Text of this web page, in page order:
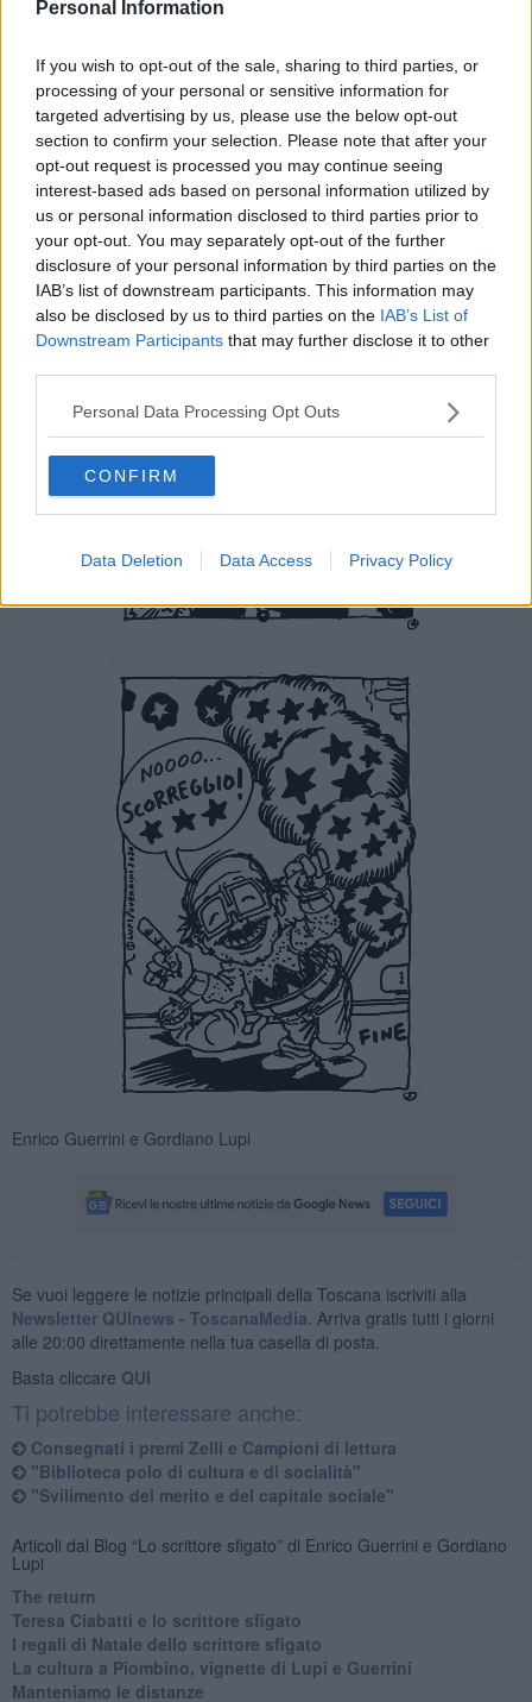
Personal Information
If you wish to opt-out of the sale, sharing to third parties, or
processing of your personal or sensitive information for
targeted advertising by us, please use the below opt-out
section to confirm your selection. Please note that after your
opt-out request is processed you may continue seeing
interest-based ads based on personal information utilized by
us or personal information disclosed to third parties prior to
your opt-out. You may separately opt-out of the further
disclosure of your personal information by third parties on the
IAB’s list of downstream participants. This information may
also be disclosed by us to third parties on the IAB’s List of
Downstream Participants that may further disclose it to other
Personal Data Processing Opt Outs
CONFIRM
Data Deletion Data Access Privacy Policy
Enrico Guerrini e Gordiano Lupi
Se vuoi leggere le notizie principali della Toscana iscriviti alla
Newsletter QUInews - ToscanaMedia. Arriva gratis tutti i giorni
alle 20:00 direttamente nella tua casella di posta.
Basta cliccare QUI
Ti potrebbe interessare anche:
Consegnati i premi Zelli e Campioni di lettura
"Biblioteca polo di cultura e di socialità"
"Svilimento del merito e del capitale sociale"
Articoli dal Blog “Lo scrittore sfigato” di Enrico Guerrini e Gordiano
Lupi
The return
Teresa Ciabatti e lo scrittore sfigato
I regali di Natale dello scrittore sfigato
La cultura a Piombino, vignette di Lupi e Guerrini
Manteniamo le distanze